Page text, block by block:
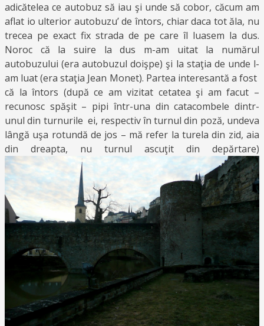
adicătelea ce autobuz să iau şi unde să cobor, căcum am
aflat io ulterior autobuzu’ de întors, chiar daca tot ăla, nu
trecea pe exact fix strada de pe care îl luasem la dus.
Noroc că la suire la dus m-am uitat la numărul
autobuzului (era autobuzul doişpe) şi la staţia de unde l-
am luat (era staţia Jean Monet). Partea interesantă a fost
că la întors (după ce am vizitat cetatea şi am facut –
recunosc spăşit – pipi într-una din catacombele dintr-
unul din turnurile ei, respectiv în turnul din poză, undeva
lângă uşa rotundă de jos – mă refer la turela din zid, aia
din dreapta, nu turnul ascuţit din depărtare)